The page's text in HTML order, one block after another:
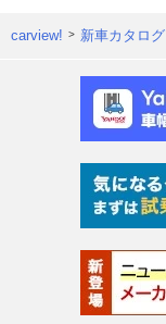
carview! 新車カタログ